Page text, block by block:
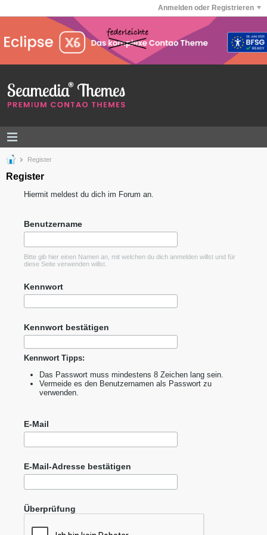
Anmelden oder Registrieren
Register
Register
Hiermit meldest du dich im Forum an.
Benutzername
Bitte gib hier einen Namen an, mit welchen du dich anmelden willst und für
diese Seite verwenden willst.
Kennwort
Kennwort bestätigen
Kennwort Tipps:
Das Passwort muss mindestens 8 Zeichen lang sein.
Vermeide es den Benutzernamen als Passwort zu
verwenden.
E-Mail
E-Mail-Adresse bestätigen
Überprüfung